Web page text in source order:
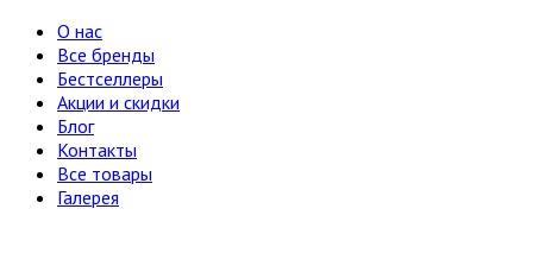
О нас
Все бренды
Бестселлеры
Акции и скидки
Блог
Контакты
Все товары
Галерея